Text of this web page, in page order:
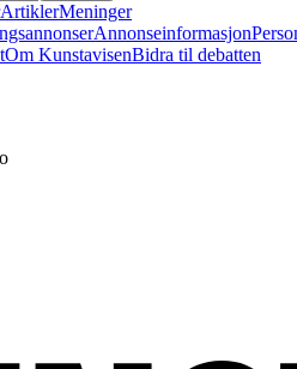
ArtiklerMeninger
Annonseinformasjon
Om KunstavisenBidra til debatten